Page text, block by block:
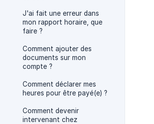
J'ai fait une erreur dans
mon rapport horaire, que
faire ?
Comment ajouter des
documents sur mon
compte ?
Comment déclarer mes
heures pour être payé(e) ?
Comment devenir
intervenant chez